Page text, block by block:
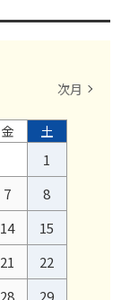
次月
金
土
1
7
8
14
15
21
22